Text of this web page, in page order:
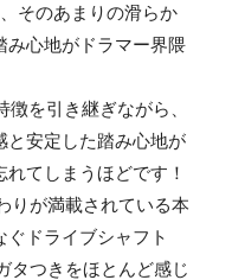
そのあまりの滑らか
み心地がドラマー界隈
を引き継ぎながら、
と安定した踏み心地が
てしまうほどです！
りが満載されている本
ドライブシャフト
タつきをほとんど感じ